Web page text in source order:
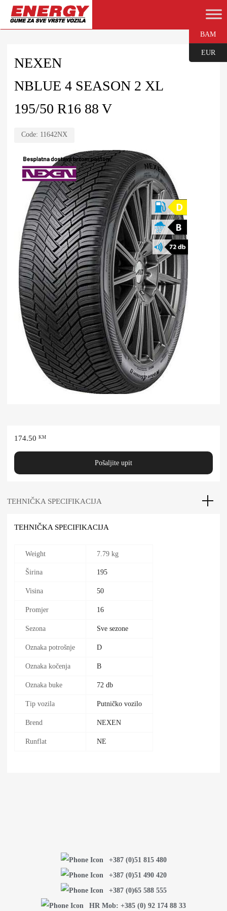
NEXEN
NBLUE 4 SEASON 2 XL
195/50 R16 88 V
Code: 11642NX
174.50 KM
Pošaljite upit
TEHNIČKA SPECIFIKACIJA
TEHNIČKA SPECIFIKACIJA
Weight 7.79 kg
Širina 195
Visina 50
Promjer 16
Sezona Sve sezone
Oznaka potrošnje D
Oznaka kočenja B
Oznaka buke 72 db
Tip vozila Putničko vozilo
Brend NEXEN
Runflat NE
+387 (0)51 815 480
+387 (0)51 490 420
+387 (0)65 588 555
HR Mob: +385 (0) 92 174 88 33
BAM
EUR